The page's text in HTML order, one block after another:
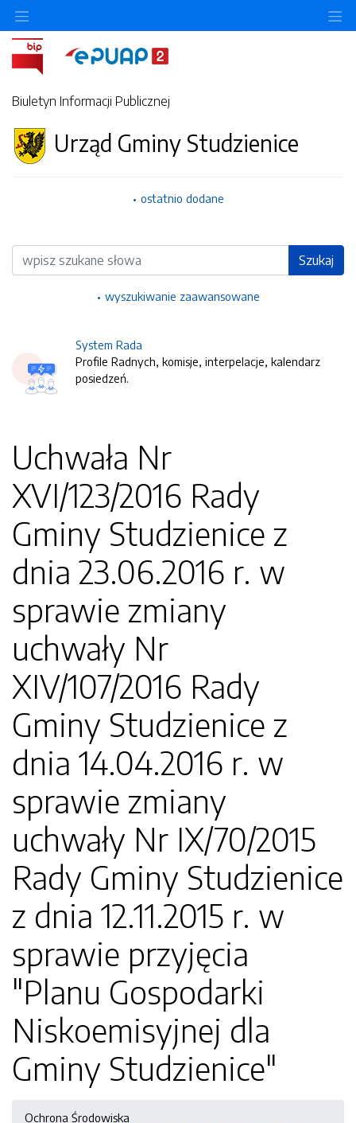
Biuletyn Informacji Publicznej
Urząd Gminy Studzienice
ostatnio dodane
Wyszukiwarka Szukaj
wyszukiwanie zaawansowane
System Rada
Profile Radnych, komisje, interpelacje, kalendarz
posiedzeń.
Uchwała Nr
XVI/123/2016 Rady
Gminy Studzienice z
dnia 23.06.2016 r. w
sprawie zmiany
uchwały Nr
XIV/107/2016 Rady
Gminy Studzienice z
dnia 14.04.2016 r. w
sprawie zmiany
uchwały Nr IX/70/2015
Rady Gminy Studzienice
z dnia 12.11.2015 r. w
sprawie przyjęcia
"Planu Gospodarki
Niskoemisyjnej dla
Gminy Studzienice"
Ochrona Środowiska